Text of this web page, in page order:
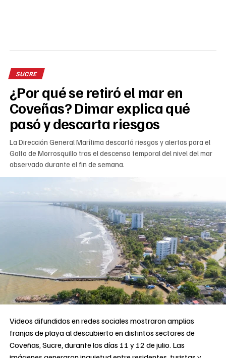
SUCRE
¿Por qué se retiró el mar en
Coveñas? Dimar explica qué
pasó y descarta riesgos
La Dirección General Marítima descartó riesgos y alertas para el
Golfo de Morrosquillo tras el descenso temporal del nivel del mar
observado durante el fin de semana.
Videos difundidos en redes sociales mostraron amplias
franjas de playa al descubierto en distintos sectores de
Coveñas, Sucre, durante los días 11 y 12 de julio. Las